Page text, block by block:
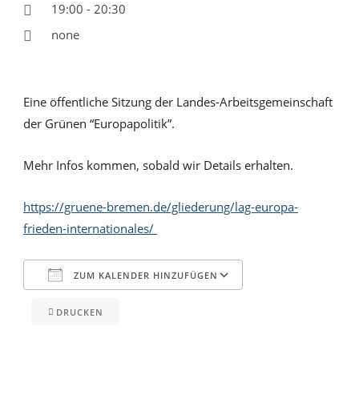
19:00 - 20:30
none
Eine öffentliche Sitzung der Landes-Arbeitsgemeinschaft
der Grünen “Europapolitik”.
Mehr Infos kommen, sobald wir Details erhalten.
https://gruene-bremen.de/gliederung/lag-europa-
frieden-internationales/
ZUM KALENDER HINZUFÜGEN
ICS herunterladen
Google Kalender
DRUCKEN